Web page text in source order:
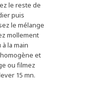
le reste de
puis
le mélange
mollement
la main
et
ou filmez
15 mn.